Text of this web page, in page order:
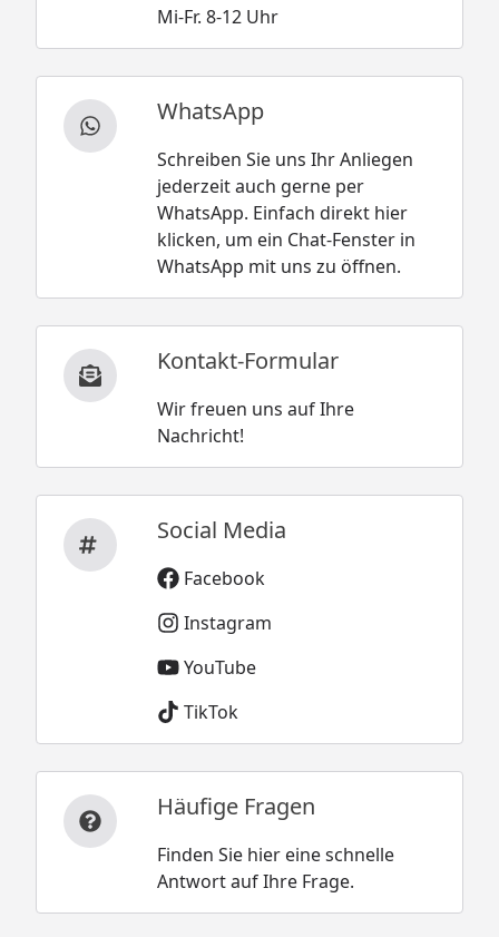
Mi-Fr. 8-12 Uhr
WhatsApp
Schreiben Sie uns Ihr Anliegen
jederzeit auch gerne per
WhatsApp. Einfach direkt hier
klicken, um ein Chat-Fenster in
WhatsApp mit uns zu öffnen.
Kontakt-Formular
Wir freuen uns auf Ihre
Nachricht!
Social Media
Facebook
Instagram
YouTube
TikTok
Häufige Fragen
Finden Sie hier eine schnelle
Antwort auf Ihre Frage.